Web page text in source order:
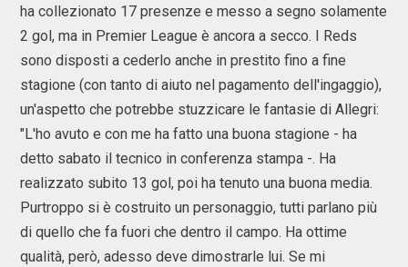
ha collezionato 17 presenze e messo a segno solamente
2 gol, ma in Premier League è ancora a secco. I Reds
sono disposti a cederlo anche in prestito fino a fine
stagione (con tanto di aiuto nel pagamento dell'ingaggio),
un'aspetto che potrebbe stuzzicare le fantasie di Allegri:
"L'ho avuto e con me ha fatto una buona stagione - ha
detto sabato il tecnico in conferenza stampa -. Ha
realizzato subito 13 gol, poi ha tenuto una buona media.
Purtroppo si è costruito un personaggio, tutti parlano più
di quello che fa fuori che dentro il campo. Ha ottime
qualità, però, adesso deve dimostrarle lui. Se mi